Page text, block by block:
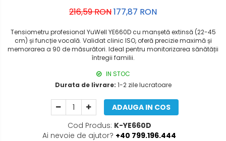
216,59 RON177,87 RON
Tensiometru profesional YuWell YE660D cu manșetă extinsă (22-45
cm) și funcție vocală. Validat clinic ISO, oferă precizie maximă și
memorarea a 90 de măsurători. Ideal pentru monitorizarea sănătății
întregii familii.
IN STOC
Durata de livrare: 1-2 zile lucratoare
ADAUGA IN COS
Cod Produs: K-YE660D
Ai nevoie de ajutor? +40 799.196.444